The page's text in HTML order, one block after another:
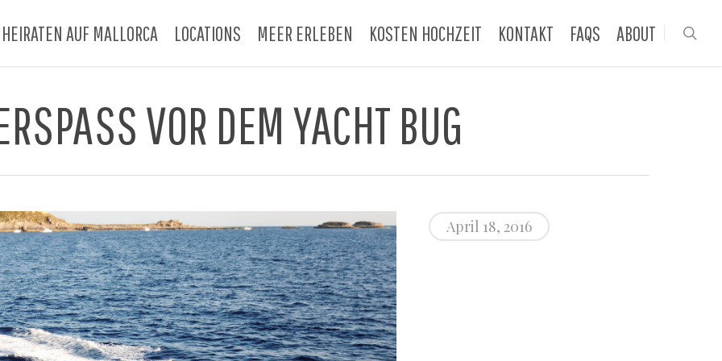
HEIRATEN AUF MALLORCA LOCATIONS MEER ERLEBEN KOSTEN HOCHZEIT KONTAKT FAQS ABOUT
VOR DEM YACHT BUG
April 18, 2016